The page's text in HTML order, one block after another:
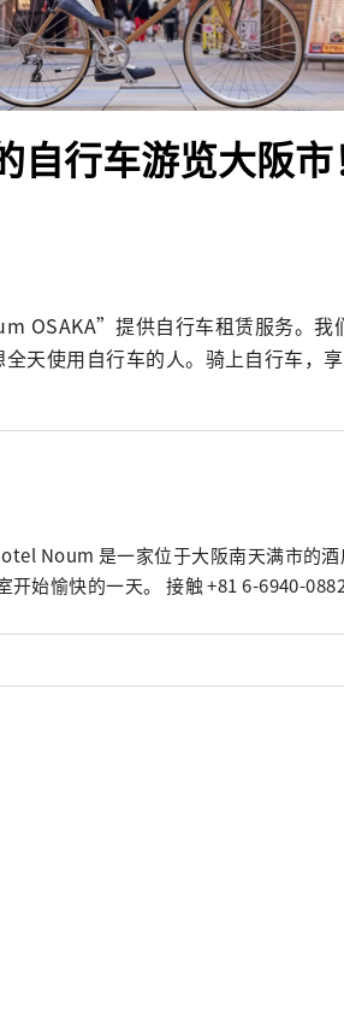
自行车游览大阪
OSAKA”提供自行车租赁服务。我
天使用自行车的人。骑上自行车，享
Noum 是一家位于大阪南天满市的
明亮的咖啡厅休息室开始愉快的一天